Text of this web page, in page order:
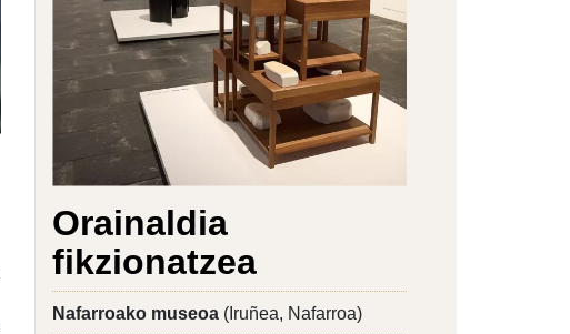
Orainaldia
fikzionatzea
Nafarroako museoa (Iruñea, Nafarroa)